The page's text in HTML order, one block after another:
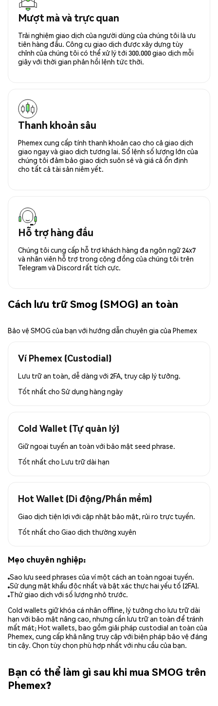
Mượt mà và trực quan
Trải nghiệm giao dịch của người dùng của chúng tôi là ưu
tiên hàng đầu. Công cụ giao dịch được xây dựng tùy
chỉnh của chúng tôi có thể xử lý tới 300.000 giao dịch mỗi
giây với thời gian phản hồi lệnh tức thời.
Thanh khoản sâu
Phemex cung cấp tính thanh khoản cao cho cả giao dịch
giao ngay và giao dịch tương lai. Sổ lệnh số lượng lớn của
chúng tôi đảm bảo giao dịch suôn sẻ và giá cả ổn định
cho tất cả tài sản niêm yết.
Hỗ trợ hàng đầu
Chúng tôi cung cấp hỗ trợ khách hàng đa ngôn ngữ 24x7
và nhân viên hỗ trợ trong cộng đồng của chúng tôi trên
Telegram và Discord rất tích cực.
Cách lưu trữ Smog (SMOG) an toàn
Bảo vệ SMOG của bạn với hướng dẫn chuyên gia của Phemex
Ví Phemex (Custodial)
Lưu trữ an toàn, dễ dàng với 2FA, truy cập lý tưởng.
Tốt nhất cho Sử dụng hàng ngày
Cold Wallet (Tự quản lý)
Giữ ngoại tuyến an toàn với bảo mật seed phrase.
Tốt nhất cho Lưu trữ dài hạn
Hot Wallet (Di động/Phần mềm)
Giao dịch tiện lợi với cập nhật bảo mật, rủi ro trực tuyến.
Tốt nhất cho Giao dịch thường xuyên
Mẹo chuyên nghiệp:
Sao lưu seed phrases của ví một cách an toàn ngoại tuyến.
Sử dụng mật khẩu độc nhất và bật xác thực hai yếu tố (2FA).
Thử giao dịch với số lượng nhỏ trước.
Cold wallets giữ khóa cá nhân offline, lý tưởng cho lưu trữ dài
hạn với bảo mật nâng cao, nhưng cần lưu trữ an toàn để tránh
mất mát; Hot wallets, bao gồm giải pháp custodial an toàn của
Phemex, cung cấp khả năng truy cập với biện pháp bảo vệ đáng
tin cậy. Chọn tùy chọn phù hợp nhất với nhu cầu của bạn.
Bạn có thể làm gì sau khi mua SMOG trên
Phemex?